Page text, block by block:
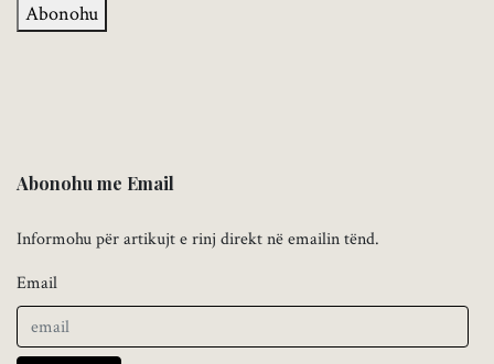
Abonohu
Abonohu me Email
Informohu për artikujt e rinj direkt në emailin tënd.
Email